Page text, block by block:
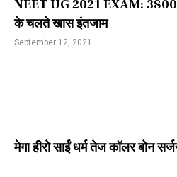
n
a
a
NEET UG 2021 EXAM: 3800
के चलते खास इंतजाम
September 12, 2021
मेगा हीरो साईं धर्म तेज कॉलर बोन